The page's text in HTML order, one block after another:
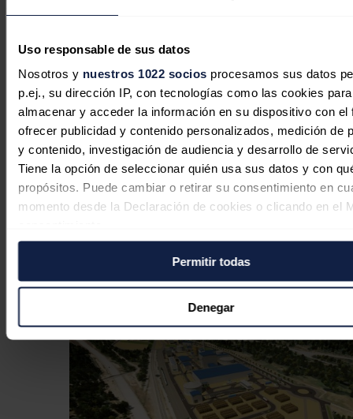
Uso responsable de sus datos
Nosotros y nuestros 1022 socios procesamos sus datos
p.ej., su dirección IP, con tecnologías como las cookies para
almacenar y acceder la información en su dispositivo con el
ofrecer publicidad y contenido personalizados, medición de
y contenido, investigación de audiencia y desarrollo de
Tiene la opción de seleccionar quién usa sus datos y con
propósitos. Puede cambiar o retirar su consentimiento en
momento desde la Declaración de cookies o clicando en el
Si lo permite, también quisiéramos:
Recopilar información sobre su ubicación geográfica
puede tener una precisión de varios metros
Identificar su dispositivo analizándolo activamente
características específicas (huellas digitales)
Obtenga más información sobre cómo se procesan sus
personales y establezca sus preferencias en lasección de
Puede cambiar o retirar su consentimiento en cualquier
Permitir todas
Denegar
China busca el pico de emisiones
industriales antes de 2030 con nuevo
plan quinquenal verde
Jaime Santisteban07/08/2026
José Javier Ruiz02/08/2026